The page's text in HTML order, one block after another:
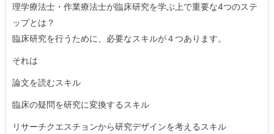
理学療法士・作業療法士が臨床研究を学ぶ上で重要な4つのステ
ップとは？
臨床研究を行うために、必要なスキルが４つあります。
それは
論文を読むスキル
臨床の疑問を研究に変換するスキル
リサーチクエスチョンから研究デザインを考えるスキル